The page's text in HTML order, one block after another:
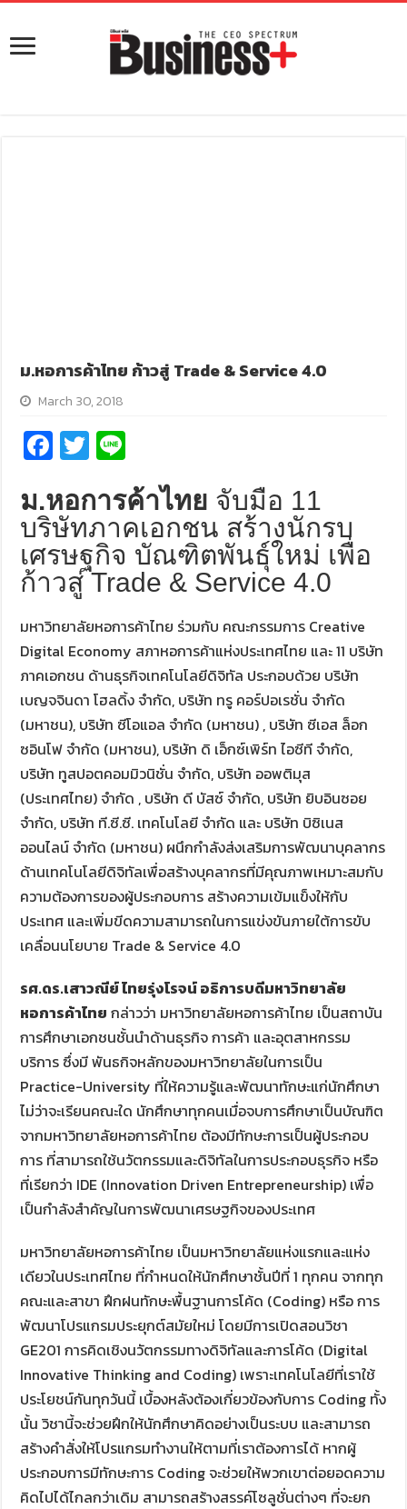
ม.หอการค้าไทย ก้าวสู่ Trade & Service 4.0
March 30, 2018
Fa
ce
b
o
o
k
T
wi
tt
er
n
e
ม.หอการค้าไทย จับมือ 11
บริษัทภาคเอกชน สร้างนักรบ
เศรษฐกิจ บัณฑิตพันธุ์ใหม่ เพื่อ
ก้าวสู่ Trade & Service 4.0
มหาวิทยาลัยหอการค้าไทย ร่วมกับ คณะกรรมการ Creative
Digital Economy สภาหอการค้าแห่งประเทศไทย และ 11 บริษัท
ภาคเอกชน ด้านธุรกิจเทคโนโลยีดิจิทัล ประกอบด้วย บริษัท
เบญจจินดา โฮลดิ้ง จำกัด, บริษัท ทรู คอร์ปอเรชั่น จำกัด
(มหาชน), บริษัท ซีโอแอล จำกัด (มหาชน) , บริษัท ซีเอส ล็อก
ซอินโฟ จำกัด (มหาชน), บริษัท ดิ เอ็กซ์เพิร์ท ไอซีที จำกัด,
บริษัท ทูสปอตคอมมิวนิชั่น จำกัด, บริษัท ออพติมุส
(ประเทศไทย) จำกัด , บริษัท ดี บัสซ์ จำกัด, บริษัท ยิบอินซอย
จำกัด, บริษัท ที.ซี.ซี. เทคโนโลยี จำกัด และ บริษัท บิซิเนส
ออนไลน์ จำกัด (มหาชน) ผนึกกำลังส่งเสริมการพัฒนาบุคลากร
ด้านเทคโนโลยีดิจิทัลเพื่อสร้างบุคลากรที่มีคุณภาพเหมาะสมกับ
ความต้องการของผู้ประกอบการ สร้างความเข้มแข็งให้กับ
ประเทศ และเพิ่มขีดความสามารถในการแข่งขันภายใต้การขับ
เคลื่อนนโยบาย Trade & Service 4.0
รศ.ดร.เสาวณีย์ ไทยรุ่งโรจน์ อธิการบดีมหาวิทยาลัย
หอการค้าไทย กล่าวว่า มหาวิทยาลัยหอการค้าไทย เป็นสถาบัน
การศึกษาเอกชนชั้นนำด้านธุรกิจ การค้า และอุตสาหกรรม
บริการ ซึ่งมี พันธกิจหลักของมหาวิทยาลัยในการเป็น
Practice-University ที่ให้ความรู้และพัฒนาทักษะแก่นักศึกษา
ไม่ว่าจะเรียนคณะใด นักศึกษาทุกคนเมื่อจบการศึกษาเป็นบัณฑิต
จากมหาวิทยาลัยหอการค้าไทย ต้องมีทักษะการเป็นผู้ประกอบ
การ ที่สามารถใช้นวัตกรรมและดิจิทัลในการประกอบธุรกิจ หรือ
ที่เรียกว่า IDE (Innovation Driven Entrepreneurship) เพื่อ
เป็นกำลังสำคัญในการพัฒนาเศรษฐกิจของประเทศ
มหาวิทยาลัยหอการค้าไทย เป็นมหาวิทยาลัยแห่งแรกและแห่ง
เดียวในประเทศไทย ที่กำหนดให้นักศึกษาชั้นปีที่ 1 ทุกคน จากทุก
คณะและสาขา ฝึกฝนทักษะพื้นฐานการโค้ด (Coding) หรือ การ
พัฒนาโปรแกรมประยุกต์สมัยใหม่ โดยมีการเปิดสอนวิชา
GE201 การคิดเชิงนวัตกรรมทางดิจิทัลและการโค้ด (Digital
Innovative Thinking and Coding) เพราะเทคโนโลยีที่เราใช้
ประโยชน์กันทุกวันนี้ เบื้องหลังต้องเกี่ยวข้องกับการ Coding ทั้ง
นั้น วิชานี้จะช่วยฝึกให้นักศึกษาคิดอย่างเป็นระบบ และสามารถ
สร้างคำสั่งให้โปรแกรมทำงานให้ตามที่เราต้องการได้ หากผู้
ประกอบการมีทักษะการ Coding จะช่วยให้พวกเขาต่อยอดความ
คิดไปได้ไกลกว่าเดิม สามารถสร้างสรรค์โซลูชั่นต่างๆ ที่จะยก